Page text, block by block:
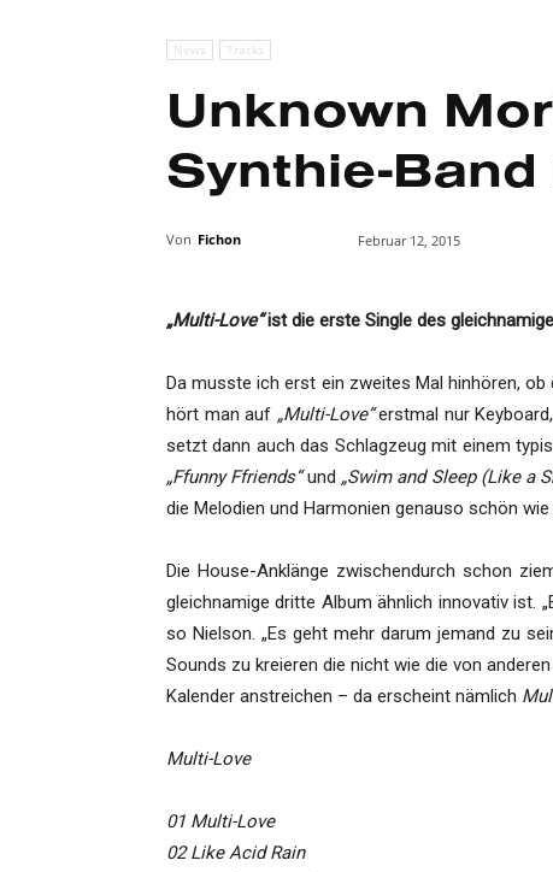
News Tracks
Unknown
Synthie-Band
Von Fichon Februar 12, 2015
„Multi-Love“ist die erste Single des
Da musste ich erst ein zweites Mal hinhören,
hört man auf „Multi-Love“erstmal nur
setzt dann auch das Schlagzeug mit einem
„Ffunny Ffriends“und „Swim and Sleep (Like a
die Melodien und Harmonien genauso schön
Die House-Anklänge zwischendurch schon
gleichnamige dritte Album ähnlich innovativ ist.
so Nielson. „Es geht mehr darum jemand zu
Sounds zu kreieren die nicht wie die von
Kalender anstreichen – da erscheint nämlich
Multi-Love
01 Multi-Love
02 Like Acid Rain